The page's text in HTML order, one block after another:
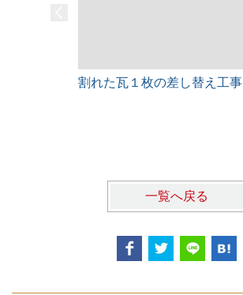
割れた瓦１枚の差し替え工事
一覧へ戻る